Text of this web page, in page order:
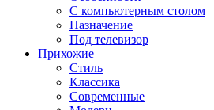
С компьютерным столом
Назначение
Под телевизор
Прихожие
Стиль
Классика
Современные